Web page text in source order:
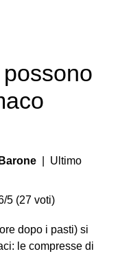
| Ultimo
5 (27 voti)
dopo i pasti) si
le compresse di